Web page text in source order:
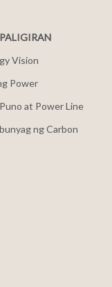
Vision
Power
at Power Line
ng Carbon